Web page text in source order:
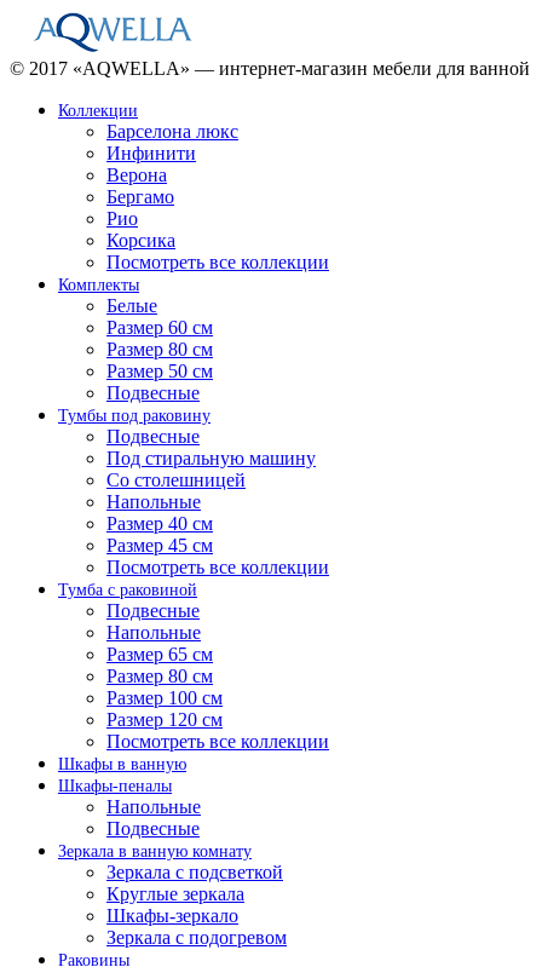
© 2017 «AQWELLA» — интернет-магазин мебели для ванной
Коллекции
Барселона люкс
Инфинити
Верона
Бергамо
Рио
Корсика
Посмотреть все коллекции
Комплекты
Белые
Размер 60 см
Размер 80 см
Размер 50 см
Подвесные
Тумбы под раковину
Подвесные
Под стиральную машину
Со столешницей
Напольные
Размер 40 см
Размер 45 см
Посмотреть все коллекции
Тумба с раковиной
Подвесные
Напольные
Размер 65 см
Размер 80 см
Размер 100 см
Размер 120 см
Посмотреть все коллекции
Шкафы в ванную
Шкафы-пеналы
Напольные
Подвесные
Зеркала в ванную комнату
Зеркала с подсветкой
Круглые зеркала
Шкафы-зеркало
Зеркала с подогревом
Раковины